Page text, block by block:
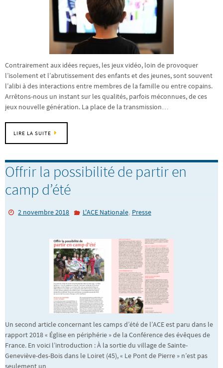
Contrairement aux idées reçues, les jeux vidéo, loin de provoquer
l’isolement et l’abrutissement des enfants et des jeunes, sont souvent
l’alibi à des interactions entre membres de la famille ou entre copains.
Arrêtons-nous un instant sur les qualités, parfois méconnues, de ces
jeux nouvelle génération. La place de la transmission…
LIRE LA SUITE
Offrir la possibilité de partir en
camp d’été
2 novembre 2018 L'ACE Nationale, Presse
Un second article concernant les camps d’été de l’ACE est paru dans le
rapport 2018 « Église en périphérie » de la Conférence des évêques de
France. En voici l’introduction : À la sortie du village de Sainte-
Geneviève-des-Bois dans le Loiret (45), « Le Pont de Pierre » n’est pas